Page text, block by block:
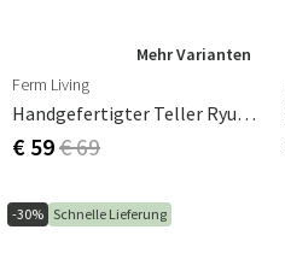
Mehr Varianten
Ferm Living
Handgefertigter Teller Ryu 26cm
€ 59€ 69
-30% Schnelle Lieferung